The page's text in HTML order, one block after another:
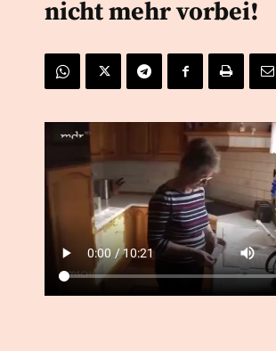
nicht mehr vorbei!